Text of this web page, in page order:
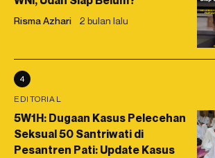
Risma Azhari 2 bulan lalu
4
EDITORIAL
5W1H: Dugaan Kasus Pelecehan
Seksual 50 Santriwati di
Pesantren Pati: Update Kasus